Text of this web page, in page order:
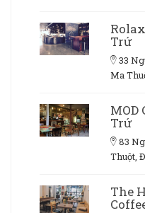
Trứ
33
Ma
MOD
Trứ
83
Thuột,
The